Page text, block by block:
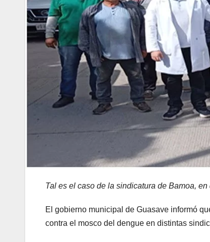
Tal es el caso de la sindicatura de Bamoa, en
El gobierno municipal de Guasave informó
contra el mosco del dengue en distintas